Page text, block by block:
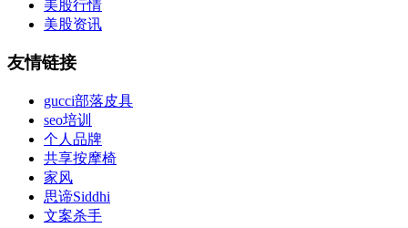
美股行情
美股资讯
友情链接
gucci部落皮具
seo培训
个人品牌
共享按摩椅
家风
思谛Siddhi
文案杀手